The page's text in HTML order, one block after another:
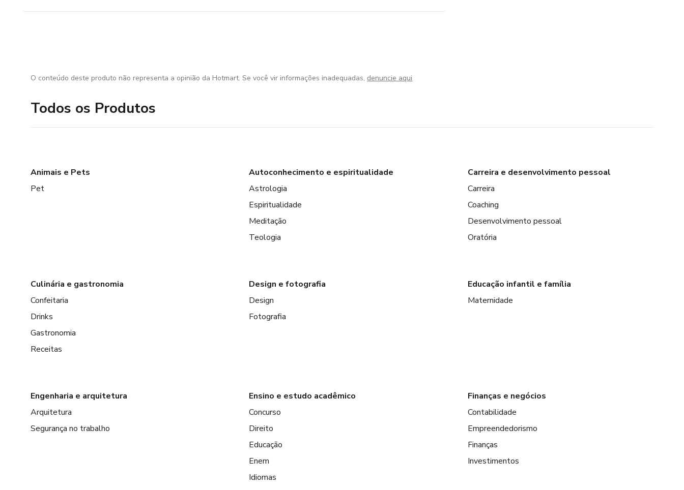
O conteúdo deste produto não representa a opinião da Hotmart. Se você vir informações inadequadas, denuncie aqui
Todos os Produtos
Animais e Pets
Pet
Autoconhecimento e espiritualidade
Astrologia
Espiritualidade
Meditação
Teologia
Carreira e desenvolvimento pessoal
Carreira
Coaching
Desenvolvimento pessoal
Oratória
Culinária e gastronomia
Confeitaria
Drinks
Gastronomia
Receitas
Design e fotografia
Design
Fotografia
Educação infantil e família
Maternidade
Engenharia e arquitetura
Arquitetura
Segurança no trabalho
Ensino e estudo acadêmico
Concurso
Direito
Educação
Enem
Idiomas
Finanças e negócios
Contabilidade
Empreendedorismo
Finanças
Investimentos